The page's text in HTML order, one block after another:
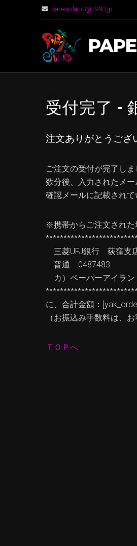
paperisland@1993.jp
受付完了 –
注文ありがとうござ
ご注文の受付が完了しま
数分後、入力されたメ
確認メールに記載されて
※携帯からご注文された
三菱UFJ銀行 荻窪
普通 0487483
カ）ペーパーアイラン
に、合計金額：
（お振込み手数料は、
ＴＯＰへ